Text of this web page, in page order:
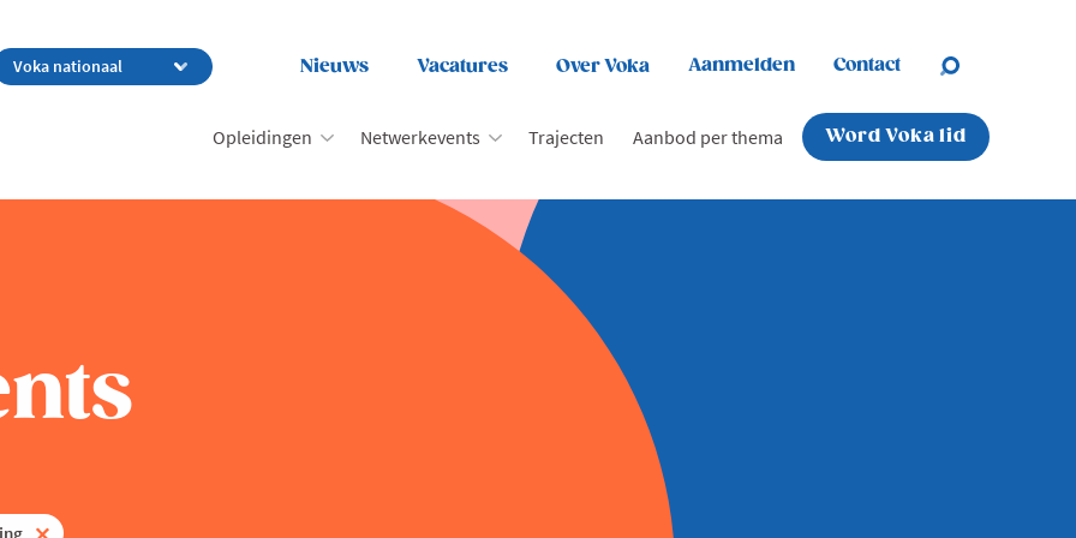
Nieuws Vacatures Over Voka Aanmelden Contact
Opleidingen Netwerkevents Trajecten Aanbod per thema Word Voka lid